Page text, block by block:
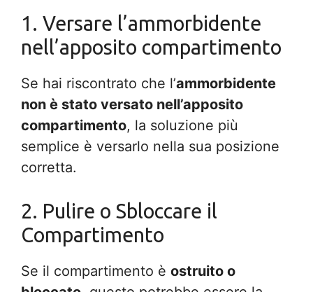
1. Versare l’ammorbidente
nell’apposito compartimento
Se hai riscontrato che l’ammorbidente
non è stato versato nell’apposito
compartimento, la soluzione più
semplice è versarlo nella sua posizione
corretta.
2. Pulire o Sbloccare il
Compartimento
Se il compartimento è ostruito o